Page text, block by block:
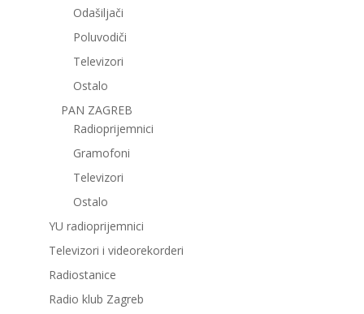
Odašiljači
Poluvodiči
Televizori
Ostalo
PAN ZAGREB
Radioprijemnici
Gramofoni
Televizori
Ostalo
YU radioprijemnici
Televizori i videorekorderi
Radiostanice
Radio klub Zagreb